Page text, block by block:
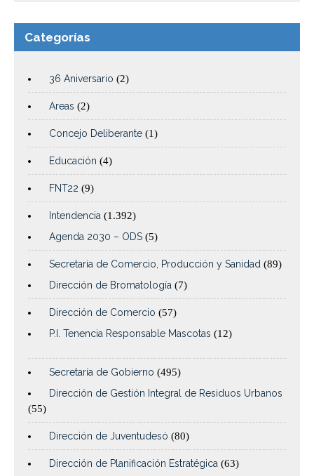
Categorías
36 Aniversario (2)
Areas (2)
Concejo Deliberante (1)
Educación (4)
FNT22 (9)
Intendencia (1.392)
Agenda 2030 – ODS (5)
Secretaría de Comercio, Producción y Sanidad (89)
Dirección de Bromatología (7)
Dirección de Comercio (57)
P.I. Tenencia Responsable Mascotas (12)
Secretaría de Gobierno (495)
Dirección de Gestión Integral de Residuos Urbanos
(55)
Dirección de Juventudesó (80)
Dirección de Planificación Estratégica (63)